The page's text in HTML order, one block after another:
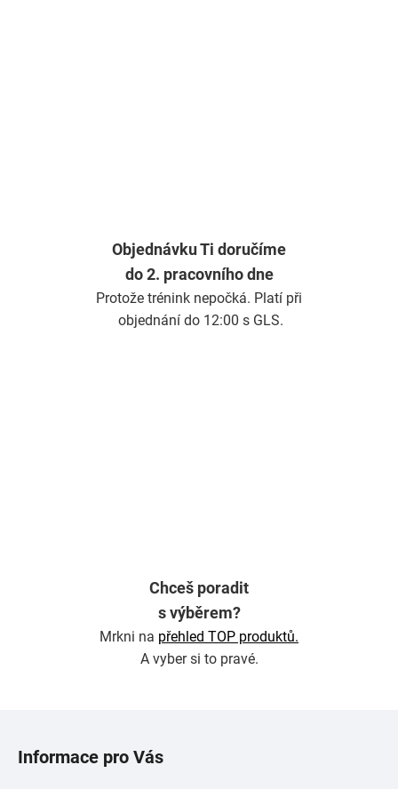
Objednávku Ti doručíme
do 2. pracovního dne
Protože trénink nepočká. Platí při
objednání do 12:00 s GLS.
Chceš poradit
s výběrem?
Mrkni na přehled TOP produktů.
A vyber si to pravé.
Informace pro Vás